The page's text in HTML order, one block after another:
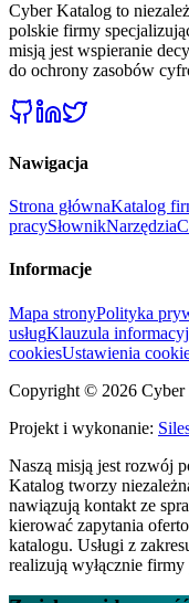
Cyber Katalog to
polskie firmy
misją jest wspieranie
do ochrony zasobów
Nawigacja
Strona głównaKatalog
pracySłownikNarzędzia
Informacje
Mapa stronyPolityka
usługKlauzula
cookiesUstawienia
Copyright © 2026 Cyber
Projekt i wykonanie:
Naszą misją jest rozwój
Katalog tworzy
nawiązują kontakt ze
kierować zapytania
katalogu. Usługi z
realizują wyłącznie